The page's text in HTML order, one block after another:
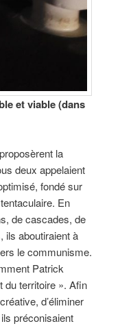
et viable (dans
la
deux appelaient
fondé sur
En
de cascades, de
ils aboutiraient à
le communisme.
Patrick
du territoire ». Afin
d’éliminer
préconisaient